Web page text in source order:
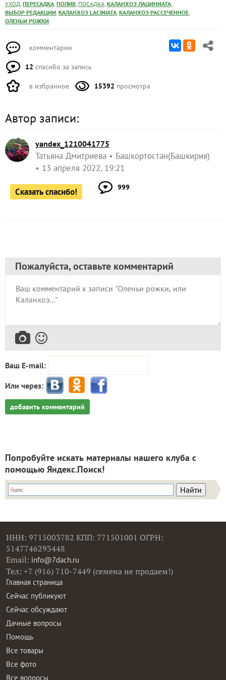
УХОД, ПЕРЕСАДКА, ПОЛИВ, ПОСАДКА, КАЛАНХОЭ ЛАЦИНИАТА,
ВЫБОР РЕДАКЦИИ, КАЛАНХОЭ LACINIATA, КАЛАНХОЭ РАССЕЧЕННОЕ,
ОЛЕНЬИ РОЖКИ
комментарии
12 спасибо за запись
в избранное 15392 просмотра
Автор записи:
yandex_1210041775
Татьяна Дмитриева
Башкортостан(Башкирия)
13 апреля 2022, 19:21
Сказать спасибо! 999
Пожалуйста, оставьте комментарий
Ваш E-mail:
Или через:
добавить комментарий
Попробуйте искать материалы нашего клуба с
помощью Яндекс.Поиск!
ИНН: 9715003782 КПП: 771501001 ОГРН:
5147746293448
Email: info@7dach.ru
Тел: +7 (916) 710-7449 (семена не продаем!)
Главная страница
Сейчас публикуют
Сейчас обсуждают
Дачные вопросы
Помощь
Все товары
Все фото
Все вопросы